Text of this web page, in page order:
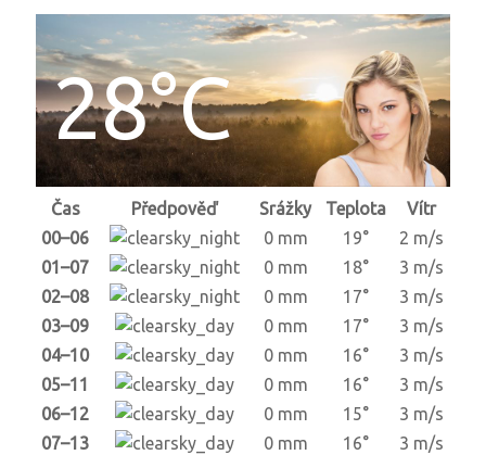
28°C
Čas Předpověď Srážky Teplota
Vítr
00–06
0 mm 19°
2 m/s
01–07
0 mm 18°
3 m/s
02–08
0 mm 17°
3 m/s
03–09
0 mm 17°
3 m/s
04–10
0 mm 16°
3 m/s
05–11
0 mm 16°
3 m/s
06–12
0 mm 15°
3 m/s
07–13
0 mm 16°
3 m/s